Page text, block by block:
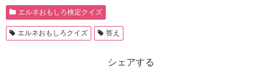
エルネおもしろ検定クイズ
エルネおもしろクイズ 答え
シェアする